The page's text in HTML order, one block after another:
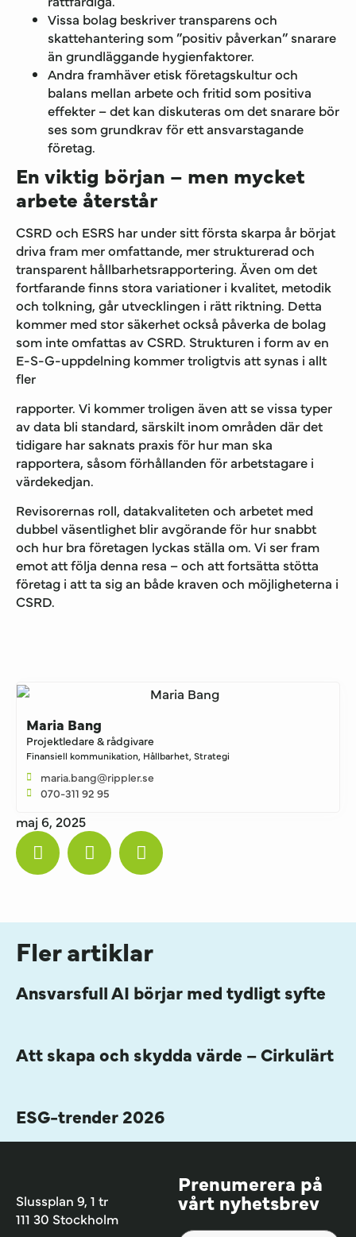
Vissa bolag beskriver transparens och
skattehantering som ”positiv påverkan” snarare
än grundläggande hygienfaktorer.
Andra framhäver etisk företagskultur och
balans mellan arbete och fritid som positiva
effekter – det kan diskuteras om det snarare bör
ses som grundkrav för ett ansvarstagande
företag.
En viktig början – men mycket
arbete återstår
CSRD och ESRS har under sitt första skarpa år börjat
driva fram mer omfattande, mer strukturerad och
transparent hållbarhetsrapportering. Även om det
fortfarande finns stora variationer i kvalitet, metodik
och tolkning, går utvecklingen i rätt riktning. Detta
kommer med stor säkerhet också påverka de bolag
som inte omfattas av CSRD. Strukturen i form av en
E-S-G-uppdelning kommer troligtvis att synas i allt
fler
rapporter. Vi kommer troligen även att se vissa typer
av data bli standard, särskilt inom områden där det
tidigare har saknats praxis för hur man ska
rapportera, såsom förhållanden för arbetstagare i
värdekedjan.
Revisorernas roll, datakvaliteten och arbetet med
dubbel väsentlighet blir avgörande för hur snabbt
och hur bra företagen lyckas ställa om. Vi ser fram
emot att följa denna resa – och att fortsätta stötta
företag i att ta sig an både kraven och möjligheterna i
CSRD.
Maria Bang
Projektledare & rådgivare
Finansiell kommunikation Hållbarhet Strategi
maria.bang@rippler.se
070-311 92 95
maj 6, 2025
Fler artiklar
Ansvarsfull AI börjar med tydligt syfte
Att skapa och skydda värde – Cirkulärt
ESG-trender 2026
Slussplan 9, 1 tr
111 30 Stockholm
Prenumerera på
vårt nyhetsbrev